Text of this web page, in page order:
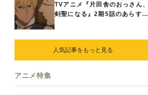
TVアニメ『片田舎のおっさん、
剣聖になる』2期5話のあらすじ
人気記事をもっと見る
アニメ特集